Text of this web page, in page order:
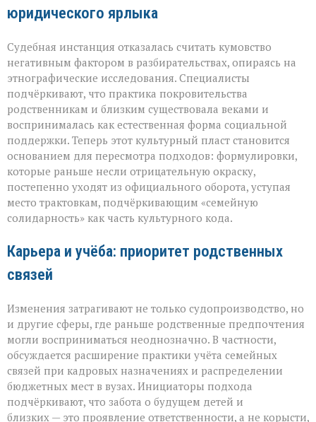
юридического ярлыка
Судебная инстанция отказалась считать кумовство
негативным фактором в разбирательствах, опираясь на
этнографические исследования. Специалисты
подчёркивают, что практика покровительства
родственникам и близким существовала веками и
воспринималась как естественная форма социальной
поддержки. Теперь этот культурный пласт становится
основанием для пересмотра подходов: формулировки,
которые раньше несли отрицательную окраску,
постепенно уходят из официального оборота, уступая
место трактовкам, подчёркивающим «семейную
солидарность» как часть культурного кода.
Карьера и учёба: приоритет родственных
связей
Изменения затрагивают не только судопроизводство, но
и другие сферы, где раньше родственные предпочтения
могли восприниматься неоднозначно. В частности,
обсуждается расширение практики учёта семейных
связей при кадровых назначениях и распределении
бюджетных мест в вузах. Инициаторы подхода
подчёркивают, что забота о будущем детей и
близких — это проявление ответственности, а не корысти,